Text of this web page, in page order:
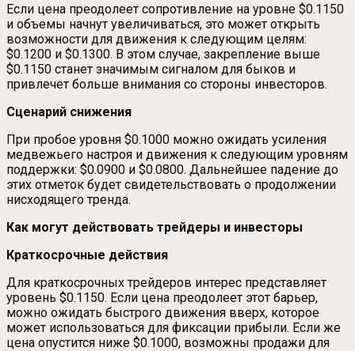
Если цена преодолеет сопротивление на уровне $0.1150
и объемы начнут увеличиваться, это может открыть
возможности для движения к следующим целям:
$0.1200 и $0.1300. В этом случае, закрепление выше
$0.1150 станет значимым сигналом для быков и
привлечет больше внимания со стороны инвесторов.
Сценарий снижения
При пробое уровня $0.1000 можно ожидать усиления
медвежьего настроя и движения к следующим уровням
поддержки: $0.0900 и $0.0800. Дальнейшее падение до
этих отметок будет свидетельствовать о продолжении
нисходящего тренда.
Как могут действовать трейдеры и инвесторы
Краткосрочные действия
Для краткосрочных трейдеров интерес представляет
уровень $0.1150. Если цена преодолеет этот барьер,
можно ожидать быстрого движения вверх, которое
может использоваться для фиксации прибыли. Если же
цена опустится ниже $0.1000, возможны продажи для